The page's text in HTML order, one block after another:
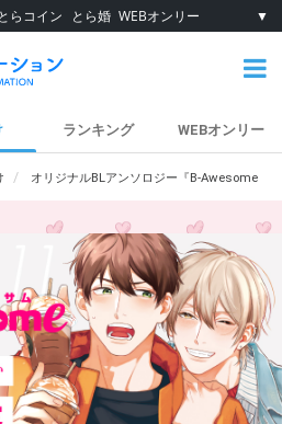
とらコイン とら婚 WEBオンリー ▼
ランキング WEBオンリー
オリジナルBLアンソロジー『B-Awesome（